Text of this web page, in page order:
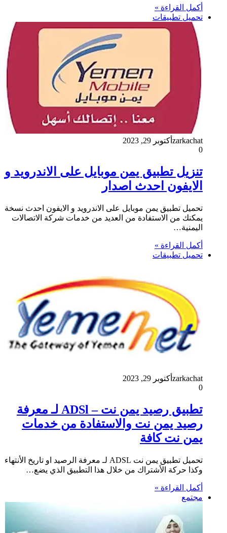
أكمل القراءة »
تحميل تطبيقات
zarkachat أكتوبر 29, 2023
0
تنزيل تطبيق يمن موبايل على الاندرويد و
الايفون احدث اصدار
تحميل تطبيق يمن موبايل على الاندرويد و الايفون احدث نسخة
يمكنك من الاستفادة من العديد من خدمات شركة الاتصالات
اليمنية…
أكمل القراءة »
تحميل تطبيقات
zarkachat أكتوبر 29, 2023
0
تطبيق رصيد يمن نت – ADSl‏ لـ معرفة
رصيد يمن نت والاستفادة من خدمات
يمن نت كافة
تحميل تطبيق يمن نت ADSL لـ معرفة الرصيد او تاريخ الأنتهاء
وكذا حركة الأشتراك من خلال هذا التطبيق الذي يضع…
أكمل القراءة »
مجتمع